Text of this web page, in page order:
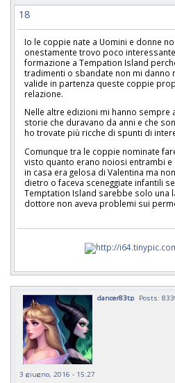
18
Io le coppie nate a Uomini e donne
onestamente trovo poco
formazione a Tempation Island
tradimenti o sbandate non mi danno
valide in partenza queste coppie
relazione.
Nelle altre edizioni mi hanno sempre
storie che duravano da anni e che
ho trovate più ricche di spunti di
Comunque tra le coppie nominate
visto quanto erano noiosi entrambi e
in casa era gelosa di Valentina ma
dietro o faceva sceneggiate infantili
Temptation Island sarebbe solo una
dottore non aveva problemi sui
dancer83tp Posts:
3 giugno, 2016 - 15:27